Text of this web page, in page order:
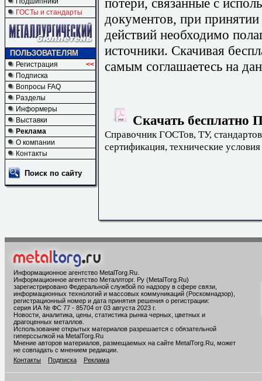
ГОСТы и стандарты
ПОЛЬЗОВАТЕЛЯМ
Регистрация
<<
Подписка
Вопросы FAQ
Разделы
Информеры
Выставки
Реклама
О компании
Контакты
Поиск по сайту
документов, при
действий необходимо
источники. Скачивая
самым соглашаетесь на
Скачать
Справочник ГОСТов, ТУ,
сертификация, технические условия
Информационное агентство MetalTorg.Ru
Информационное агентство Металлторг. Ру (MetalTorg.Ru)
зарегистрировано Федеральной службой по надзору в сфере связи,
информационных технологий и массовых коммуникаций (Роскомнадзор),
регистрационный номер и дата принятия решения о регистрации:
серия ИА № ФС 77 - 85704 от 03 августа 2023 г.
Новости, аналитика, цены, статистика рынка черных, цветных и
драгоценных металлов.
Использование открытых материалов разрешается с обязательной
гиперссылкой на MetalTorg.Ru
Мнение авторов материалов, размещаемых на сайте MetalTorg.Ru, может
не совпадать с мнением редакции.
Контакты
Подписка Реклама